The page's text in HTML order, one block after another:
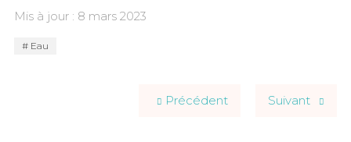
Mis à jour : 8 mars 2023
Eau
Précédent Suivant